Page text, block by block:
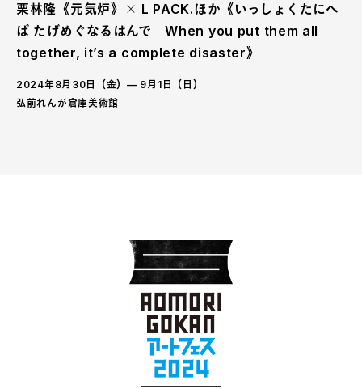
栗林隆《元気炉》╳ L PACK.ほか《いっしょくたにへ
ば たげめぐなるはんで When you put them all
together, it’s a complete disaster》
2024年8月30日（金）— 9月1日（日）
弘前れんが倉庫美術館